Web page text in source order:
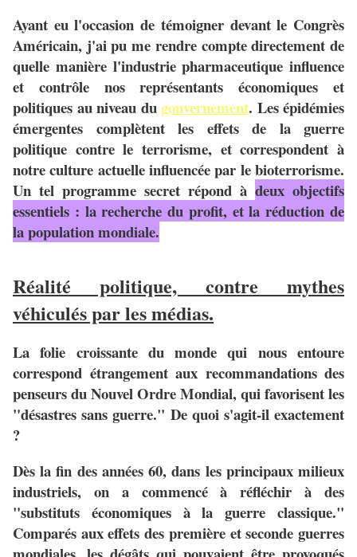
Ayant eu l'occasion de témoigner devant le Congrès
Américain, j'ai pu me rendre compte directement de
quelle manière l'industrie pharmaceutique influence
et contrôle nos représentants économiques et
politiques au niveau dugouvernement. Les épidémies
émergentes complètent les effets de la guerre
politique contre le terrorisme, et correspondent à
notre culture actuelle influencée par le bioterrorisme.
Un tel programme secret répond à deux objectifs
essentiels : la recherche du profit, et la réduction de
la population mondiale.
Réalité politique, contre mythes
véhiculés par les médias.
La folie croissante du monde qui nous entoure
correspond étrangement aux recommandations des
penseurs du Nouvel Ordre Mondial, qui favorisent les
"désastres sans guerre." De quoi s'agit-il exactement
?
Dès la fin des années 60, dans les principaux milieux
industriels, on a commencé à réfléchir à des
"substituts économiques à la guerre classique."
Comparés aux effets des première et seconde guerres